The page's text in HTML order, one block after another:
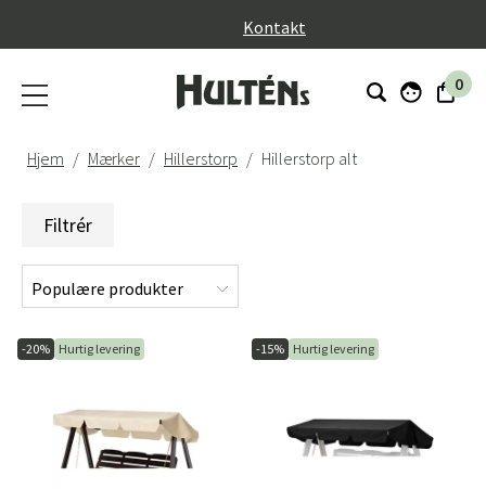
Kontakt
0
Hjem Mærker Hillerstorp Hillerstorp alt
Filtrér
-20% Hurtig levering -15% Hurtig levering